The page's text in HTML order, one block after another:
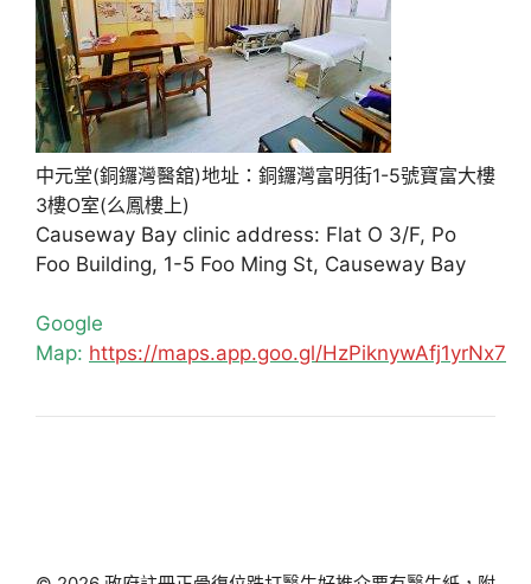
中元堂(銅鑼灣醫舘)地址：銅鑼灣富明街1-5號寶富大樓
3樓O室(么鳳樓上)
Causeway Bay clinic address: Flat O 3/F, Po
Foo Building, 1-5 Foo Ming St, Causeway Bay
Google
Map: https://maps.app.goo.gl/HzPiknywAfj1yrNx7